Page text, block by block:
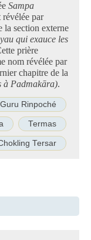
Sampa
révélée par
section externe
qui exauce les
prière
nom révélée par
chapitre de la
à Padmakāra).
Rinpoché
Termas
Tersar